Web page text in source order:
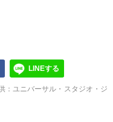
LINEする
：ユニバーサル・スタジオ・ジ